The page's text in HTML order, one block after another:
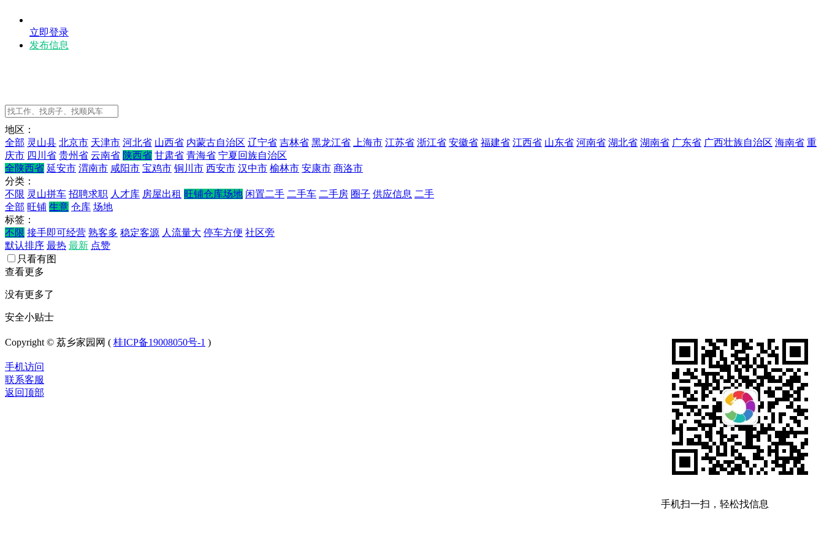
立即登录
发布信息
地区：
全部 灵山县 北京市 天津市 河北省 山西省 内蒙古自治区 辽宁省 吉林省 黑龙江省 上海市 江苏省 浙江省 安徽省 福建省 江西省 山东省 河南省 湖北省 湖南省 广东省 广西壮族自治区 海南省 重
庆市 四川省 贵州省 云南省 陕西省 甘肃省 青海省 宁夏回族自治区
全陕西省 延安市 渭南市 咸阳市 宝鸡市 铜川市 西安市 汉中市 榆林市 安康市 商洛市
分类：
不限 灵山拼车 招聘求职 人才库 房屋出租 旺铺仓库场地 闲置二手 二手车 二手房 圈子 供应信息 二手
全部 旺铺 生意 仓库 场地
标签：
不限 接手即可经营 熟客多 稳定客源 人流量大 停车方便 社区旁
默认排序 最热 最新 点赞
只看有图
查看更多
没有更多了
安全小贴士
手机扫一扫，轻松找信息
Copyright © 荔乡家园网 ( 桂ICP备19008050号-1 )
手机访问
联系客服
返回顶部